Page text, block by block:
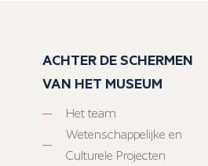
ACHTER DE SCHERMEN
VAN HET MUSEUM
Het team
Wetenschappelijke en
Culturele Projecten